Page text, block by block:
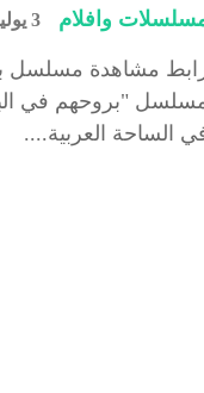
وافلام 3 يوليو، 2023
"بروحهم في
الساحة العربية....